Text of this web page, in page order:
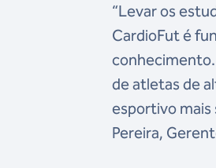
“Levar os
CardioFut é
de atletas de
esportivo mais
Pereira,